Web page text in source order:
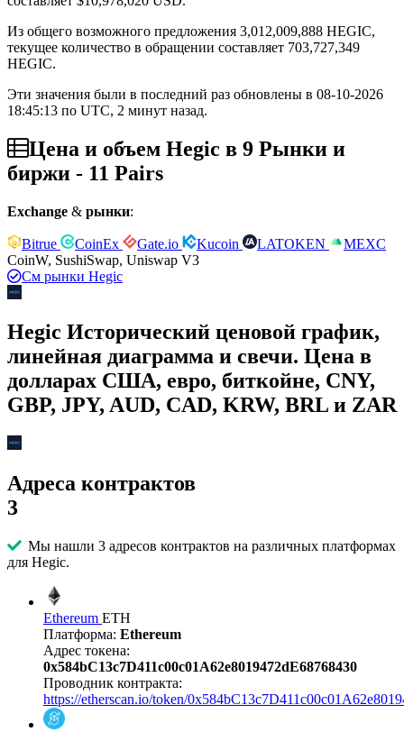
Из общего возможного предложения 3,012,009,888 HEGIC,
текущее количество в обращении составляет 703,727,349
HEGIC.
Эти значения были в последний раз обновлены в 08-10-2026
18:45:13 по UTC, 2 минут назад.
Цена и объем Hegic в 9 Рынки и
биржи - 11 Pairs
Exchange & рынки:
Bitrue CoinEx Gate.io Kucoin LATOKEN
MEXC
CoinW, SushiSwap, Uniswap V3
См рынки Hegic
Hegic Исторический ценовой график,
линейная диаграмма и свечи. Цена в
долларах США, евро, биткойне, CNY,
GBP, JPY, AUD, CAD, KRW, BRL и ZAR
Адреса контрактов
3
Мы нашли 3 адресов контрактов на различных платформах
для Hegic.
Ethereum ETH
Платформа: Ethereum
Адрес токена:
0x584bC13c7D411c00c01A62e8019472dE68768430
Проводник контракта:
https://etherscan.io/token/